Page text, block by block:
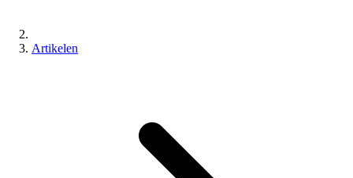
Artikelen